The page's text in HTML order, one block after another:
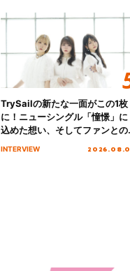
TrySailの新たな一面がこの1枚
に！ニューシングル「憧憬」に
込めた想い、そしてファンとの
INTERVIEW